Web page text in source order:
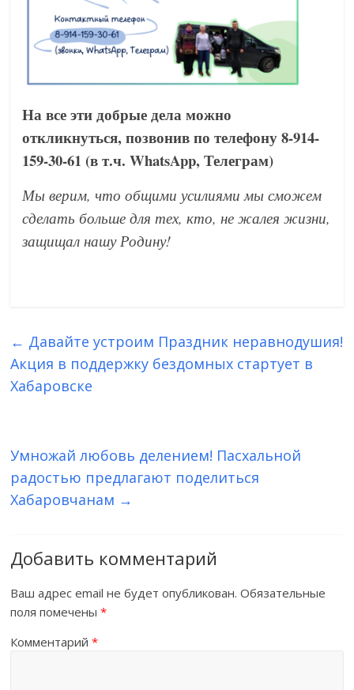
На все эти добрые дела можно
откликнуться, позвонив по телефону 8-914-
159-30-61 (в т.ч. WhatsApp, Телеграм)
Мы верим, что общими усилиями мы сможем
сделать больше для тех, кто, не жалея жизни,
защищал нашу Родину!
← Давайте устроим Праздник неравнодушия!
Акция в поддержку бездомных стартует в
Хабаровске
Умножай любовь делением! Пасхальной
радостью предлагают поделиться
Хабаровчанам →
Добавить комментарий
Ваш адрес email не будет опубликован. Обязательные
поля помечены*
Комментарий*